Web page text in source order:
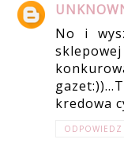
No i
kredowa
ODPOWIEDZ